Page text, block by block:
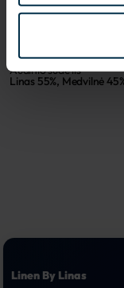
501739_0_395|2
Audinio sudėtis
Linas 55%, Medvilnė
Linen By Linas